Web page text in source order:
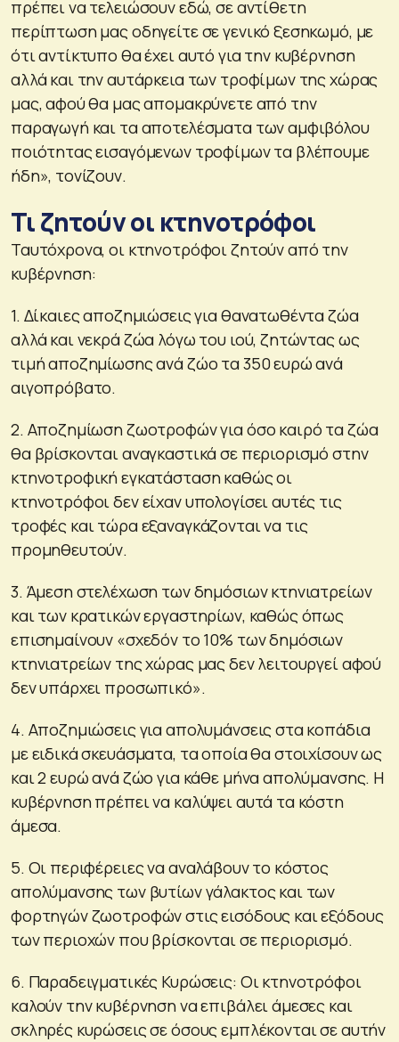
πρέπει να τελειώσουν εδώ, σε αντίθετη
περίπτωση μας οδηγείτε σε γενικό ξεσηκωμό, με
ότι αντίκτυπο θα έχει αυτό για την κυβέρνηση
αλλά και την αυτάρκεια των τροφίμων της χώρας
μας, αφού θα μας απομακρύνετε από την
παραγωγή και τα αποτελέσματα των αμφιβόλου
ποιότητας εισαγόμενων τροφίμων τα βλέπουμε
ήδη», τονίζουν.
Τι ζητούν οι κτηνοτρόφοι
Ταυτόχρονα, οι κτηνοτρόφοι ζητούν από την
κυβέρνηση:
1. Δίκαιες αποζημιώσεις για θανατωθέντα ζώα
αλλά και νεκρά ζώα λόγω του ιού, ζητώντας ως
τιμή αποζημίωσης ανά ζώο τα 350 ευρώ ανά
αιγοπρόβατο.
2. Αποζημίωση ζωοτροφών για όσο καιρό τα ζώα
θα βρίσκονται αναγκαστικά σε περιορισμό στην
κτηνοτροφική εγκατάσταση καθώς οι
κτηνοτρόφοι δεν είχαν υπολογίσει αυτές τις
τροφές και τώρα εξαναγκάζονται να τις
προμηθευτούν.
3. Άμεση στελέχωση των δημόσιων κτηνιατρείων
και των κρατικών εργαστηρίων, καθώς όπως
επισημαίνουν «σχεδόν το 10% των δημόσιων
κτηνιατρείων της χώρας μας δεν λειτουργεί αφού
δεν υπάρχει προσωπικό».
4. Αποζημιώσεις για απολυμάνσεις στα κοπάδια
με ειδικά σκευάσματα, τα οποία θα στοιχίσουν ως
και 2 ευρώ ανά ζώο για κάθε μήνα απολύμανσης. Η
κυβέρνηση πρέπει να καλύψει αυτά τα κόστη
άμεσα.
5. Οι περιφέρειες να αναλάβουν το κόστος
απολύμανσης των βυτίων γάλακτος και των
φορτηγών ζωοτροφών στις εισόδους και εξόδους
των περιοχών που βρίσκονται σε περιορισμό.
6. Παραδειγματικές Κυρώσεις: Οι κτηνοτρόφοι
καλούν την κυβέρνηση να επιβάλει άμεσες και
σκληρές κυρώσεις σε όσους εμπλέκονται σε αυτήν